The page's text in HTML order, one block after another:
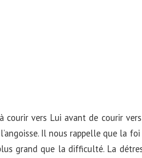
courir vers Lui avant de courir
Il nous rappelle que la foi
grand que la difficulté. La